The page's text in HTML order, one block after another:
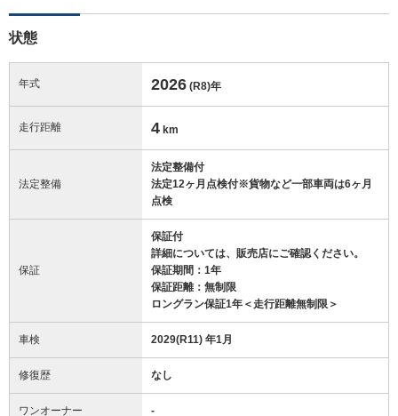
状態
年式 2026 (R8)年
走行距離 4 km
法定整備
法定整備付
法定12ヶ月点検付※貨物など一部車両は6ヶ月
点検
保証
保証付
詳細については、販売店にご確認ください。
保証期間：1年
保証距離：無制限
ロングラン保証1年＜走行距離無制限＞
車検 2029(R11) 年1月
修復歴 なし
ワンオーナー -